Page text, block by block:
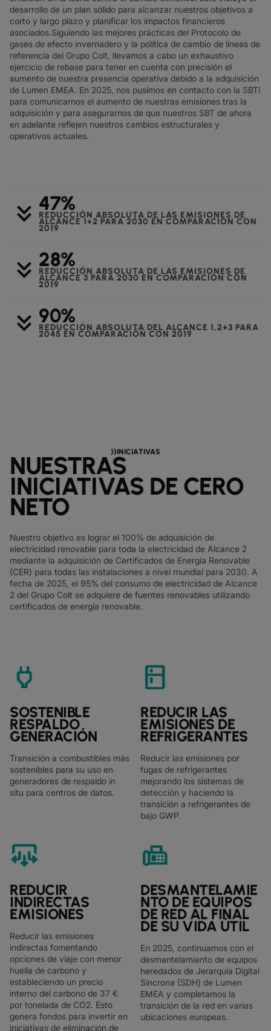
desarrollo de un plan sólido para alcanzar nuestros objetivos a
corto y largo plazo y planificar los impactos financieros
asociados.Siguiendo las mejores prácticas del Protocolo de
gases de efecto invernadero y la política de cambio de líneas de
referencia del Grupo Colt, llevamos a cabo un exhaustivo
ejercicio de rebase para tener en cuenta con precisión el
aumento de nuestra presencia operativa debido a la adquisición
de Lumen EMEA. En 2025, nos pusimos en contacto con la SBTi
para comunicarnos el aumento de nuestras emisiones tras la
adquisición y para asegurarnos de que nuestros SBT de ahora
en adelante reflejen nuestros cambios estructurales y
operativos actuales.
keyboard_double_arrow_down 47%
REDUCCIÓN ABSOLUTA DE LAS EMISIONES DE
ALCANCE 1+2 PARA 2030 EN COMPARACIÓN CON
2019
keyboard_double_arrow_down 28%
REDUCCIÓN ABSOLUTA DE LAS EMISIONES DE
ALCANCE 3 PARA 2030 EN COMPARACIÓN CON
2019
keyboard_double_arrow_down 90%
REDUCCIÓN ABSOLUTA DEL ALCANCE 1,2+3 PARA
2045 EN COMPARACIÓN CON 2019
INICIATIVAS
NUESTRAS
INICIATIVAS DE CERO
NETO
Nuestro objetivo es lograr el 100% de adquisición de
electricidad renovable para toda la electricidad de Alcance 2
mediante la adquisición de Certificados de Energía Renovable
(CER) para todas las instalaciones a nivel mundial para 2030. A
fecha de 2025, el 95% del consumo de electricidad de Alcance
2 del Grupo Colt se adquiere de fuentes renovables utilizando
certificados de energía renovable.
power
SOSTENIBLE
RESPALDO
GENERACIÓN
Transición a combustibles más
sostenibles para su uso en
generadores de respaldo in
situ para centros de datos.
kitchen
REDUCIR LAS
EMISIONES DE
REFRIGERANTES
Reducir las emisiones por
fugas de refrigerantes
mejorando los sistemas de
detección y haciendo la
transición a refrigerantes de
bajo GWP.
fan_indirect
REDUCIR
INDIRECTAS
EMISIONES
Reducir las emisiones
indirectas fomentando
opciones de viaje con menor
huella de carbono y
estableciendo un precio
interno del carbono de 37 €
por tonelada de CO2. Esto
genera fondos para invertir en
iniciativas de eliminación de
fax
DESMANTELAMIE
NTO DE EQUIPOS
DE RED AL FINAL
DE SU VIDA ÚTIL
En 2025, continuamos con el
desmantelamiento de equipos
heredados de Jerarquía Digital
Síncrona (SDH) de Lumen
EMEA y completamos la
transición de la red en varias
ubicaciones europeas.